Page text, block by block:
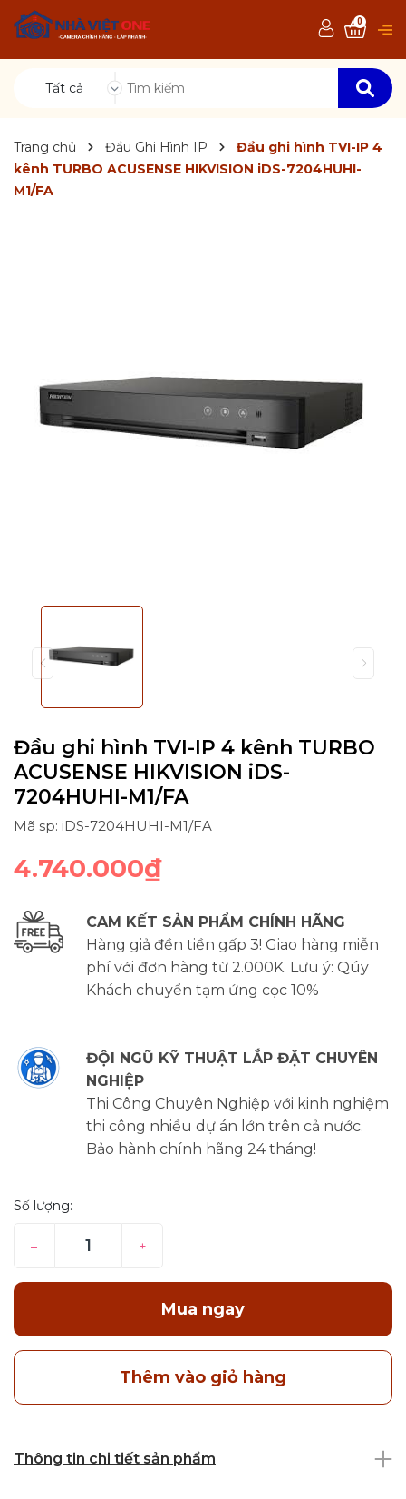
Tất cả
0
Trang chủ Đầu Ghi Hình IP
Đầu ghi hình TVI-IP 4
kênh TURBO ACUSENSE HIKVISION iDS-7204HUHI-
M1/FA
Đầu ghi hình TVI-IP 4 kênh TURBO
ACUSENSE HIKVISION iDS-
7204HUHI-M1/FA
Mã sp: iDS-7204HUHI-M1/FA
4.740.000₫
CAM KẾT SẢN PHẨM CHÍNH HÃNG
Hàng giả đền tiền gấp 3! Giao hàng miễn
phí với đơn hàng từ 2.000K. Lưu ý: Qúy
Khách chuyển tạm ứng cọc 10%
ĐỘI NGŨ KỸ THUẬT LẮP ĐẶT CHUYÊN
NGHIỆP
Thi Công Chuyên Nghiệp với kinh nghiệm
thi công nhiều dự án lớn trên cả nước.
Bảo hành chính hãng 24 tháng!
Số lượng:
– +
Mua ngay
Thêm vào giỏ hàng
Thông tin chi tiết sản phẩm